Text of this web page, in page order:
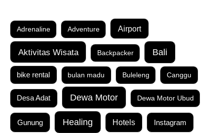
Adrenaline Adventure Airport
Aktivitas Wisata Backpacker Bali
bike rental bulan madu Buleleng Canggu
Desa Adat Dewa Motor Dewa Motor Ubud
Gunung Healing Hotels Instagram